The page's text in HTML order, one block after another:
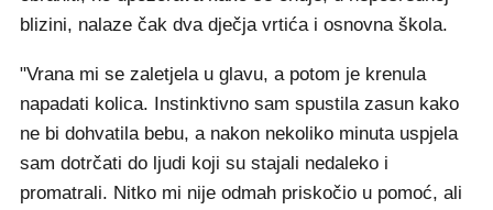
blizini, nalaze čak dva dječja vrtića i osnovna škola.
"Vrana mi se zaletjela u glavu, a potom je krenula
napadati kolica. Instinktivno sam spustila zasun kako
ne bi dohvatila bebu, a nakon nekoliko minuta uspjela
sam dotrčati do ljudi koji su stajali nedaleko i
promatrali. Nitko mi nije odmah priskočio u pomoć, ali